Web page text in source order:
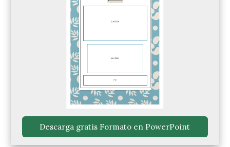
Descarga gratis Formato en PowerPoint